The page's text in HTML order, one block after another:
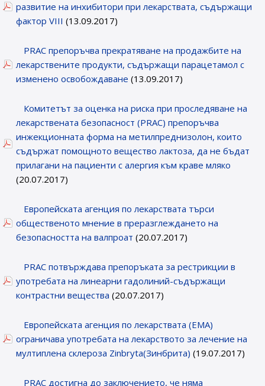
развитие на инхибитори при лекарствата, съдържащи
фактор VIII (13.09.2017)
PRAC препоръчва прекратяване на продажбите на
лекарствените продукти, съдържащи парацетамол с
изменено освобождаване (13.09.2017)
Комитетът за оценка на риска при проследяване на
лекарствената безопасност (PRAC) препоръчва
инжекционната форма на метилпреднизолон, които
съдържат помощното вещество лактоза, да не бъдат
прилагани на пациенти с алергия към краве мляко
(20.07.2017)
Европейската агенция по лекарствата търси
общественото мнение в преразглеждането на
безопасността на валпроат (20.07.2017)
PRAC потвърждава препоръката за рестрикции в
употребата на линеарни гадолиний-съдържащи
контрастни вещества (20.07.2017)
Европейската агенция по лекарствата (ЕМА)
ограничава употребата на лекарството за лечение на
мултиплена склероза Zinbryta(Зинбрита) (19.07.2017)
PRAC достигна до заключението, че няма